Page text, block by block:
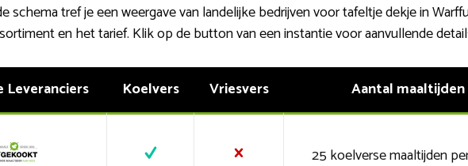
schema tref je een weergave van landelijke bedrijven voor tafeltje dekje in
en het tarief. Klik op de button van een instantie voor aanvullende
Leveranciers Koelvers Vriesvers Aantal maaltijden
25 koelverse maaltijden